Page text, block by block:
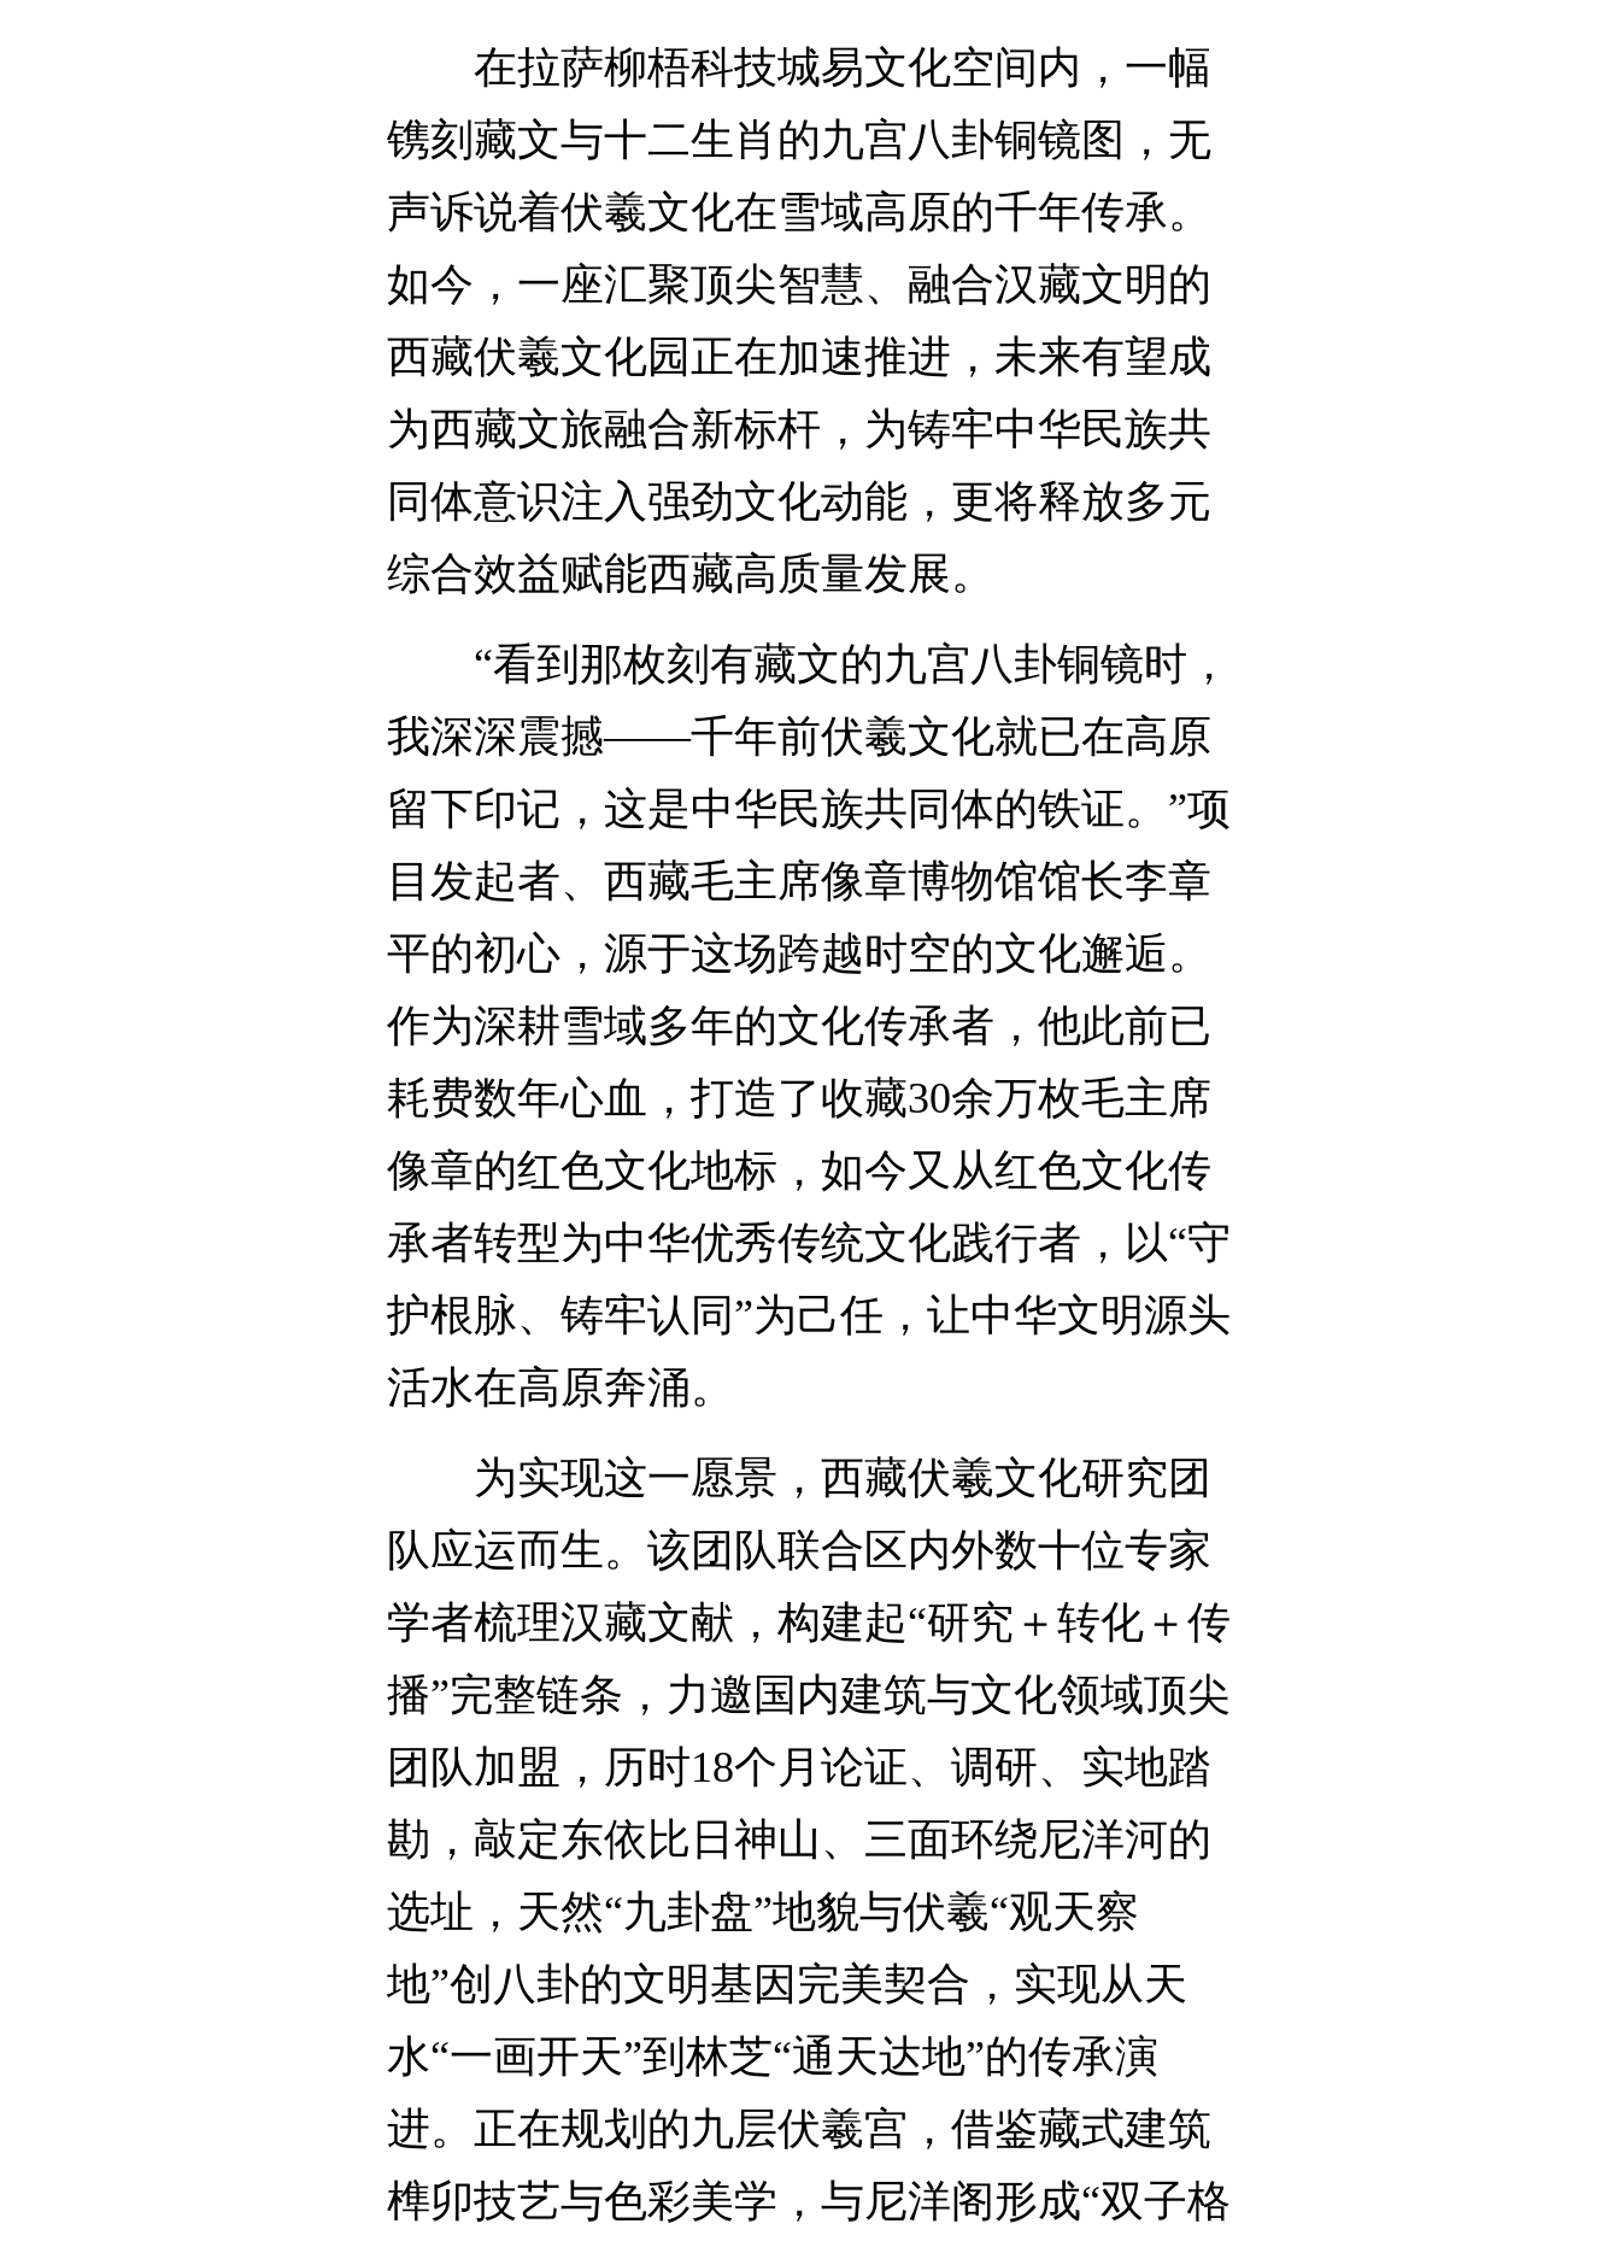
在拉萨柳梧科技城易文化空间内，一幅
镌刻藏文与十二生肖的九宫八卦铜镜图，无
声诉说着伏羲文化在雪域高原的千年传承。
如今，一座汇聚顶尖智慧、融合汉藏文明的
西藏伏羲文化园正在加速推进，未来有望成
为西藏文旅融合新标杆，为铸牢中华民族共
同体意识注入强劲文化动能，更将释放多元
综合效益赋能西藏高质量发展。
“看到那枚刻有藏文的九宫八卦铜镜时，
我深深震撼——千年前伏羲文化就已在高原
留下印记，这是中华民族共同体的铁证。”项
目发起者、西藏毛主席像章博物馆馆长李章
平的初心，源于这场跨越时空的文化邂逅。
作为深耕雪域多年的文化传承者，他此前已
耗费数年心血，打造了收藏30余万枚毛主席
像章的红色文化地标，如今又从红色文化传
承者转型为中华优秀传统文化践行者，以“守
护根脉、铸牢认同”为己任，让中华文明源头
活水在高原奔涌。
为实现这一愿景，西藏伏羲文化研究团
队应运而生。该团队联合区内外数十位专家
学者梳理汉藏文献，构建起“研究＋转化＋传
播”完整链条，力邀国内建筑与文化领域顶尖
团队加盟，历时18个月论证、调研、实地踏
勘，敲定东依比日神山、三面环绕尼洋河的
选址，天然“九卦盘”地貌与伏羲“观天察
地”创八卦的文明基因完美契合，实现从天
水“一画开天”到林芝“通天达地”的传承演
进。正在规划的九层伏羲宫，借鉴藏式建筑
榫卯技艺与色彩美学，与尼洋阁形成“双子格